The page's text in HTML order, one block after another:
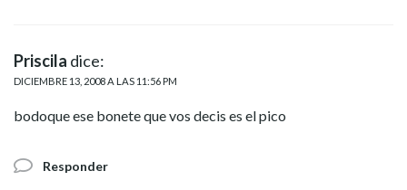
Priscila dice:
DICIEMBRE 13, 2008 A LAS 11:56 PM
bodoque ese bonete que vos decis es el pico
Responder